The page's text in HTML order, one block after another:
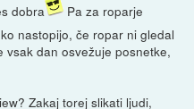
dobra
Pa za roparje
nastopijo, če ropar ni gledal
vsak dan osvežuje posnetke,
Zakaj torej slikati ljudi,